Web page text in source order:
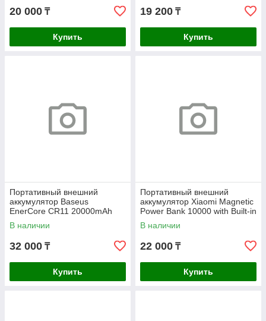
20 000 ₸
Купить
19 200 ₸
Купить
Портативный внешний
аккумулятор Baseus
EnerCore CR11 20000mAh
67W Black (E0027H00)
В наличии
32 000 ₸
Купить
Портативный внешний
аккумулятор Xiaomi Magnetic
Power Bank 10000 with Built-in
Stand Blue
В наличии
22 000 ₸
Купить